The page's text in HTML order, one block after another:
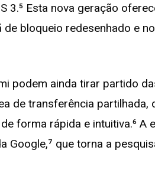
3.⁵ Esta nova geração
bloqueio redesenhado e
podem ainda tirar partido
de transferência partilhada,
forma rápida e intuitiva.⁶ A
Google,⁷ que torna a